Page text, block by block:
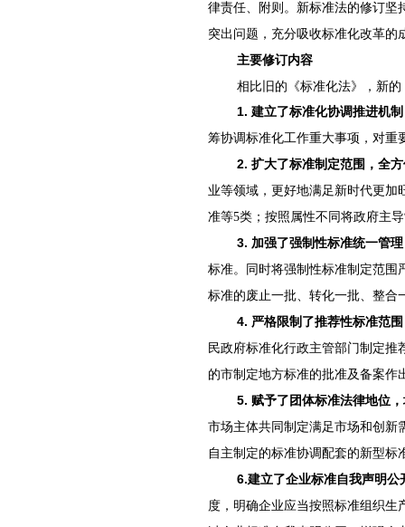
律责任、附则。新标准法的修订坚
突出问题，充分吸收标准化改革的
主要修订内容
相比旧的《标准化法》，新
1. 建立了标准化协调推进机
筹协调标准化工作重大事项，对重
2. 扩大了标准制定范围，全
业等领域，更好地满足新时代更
准等5类；按照属性不同将政府主
3. 加强了强制性标准统一管
标准。同时将强制性标准制定范围
标准的废止一批、转化一批、整合
4. 严格限制了推荐性标准范
民政府标准化行政主管部门制定
的市制定地方标准的批准及备案作
5. 赋予了团体标准法律地位
市场主体共同制定满足市场和创新
自主制定的标准协调配套的新型标
6.建立了企业标准自我声明
度，明确企业应当按照标准组织